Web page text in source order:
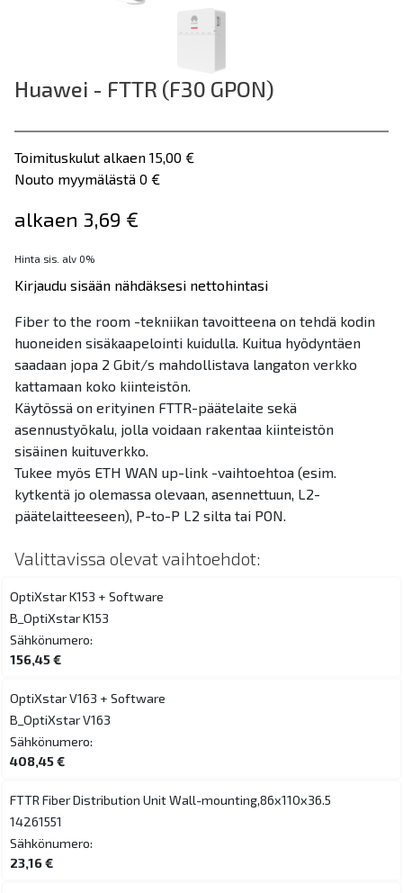
Huawei - FTTR (F30 GPON)
Toimituskulut alkaen 15,00 €
Nouto myymälästä 0 €
alkaen 3,69 €
Hinta sis. alv 0%
Kirjaudu sisään nähdäksesi nettohintasi
Fiber to the room -tekniikan tavoitteena on tehdä kodin
huoneiden sisäkaapelointi kuidulla. Kuitua hyödyntäen
saadaan jopa 2 Gbit/s mahdollistava langaton verkko
kattamaan koko kiinteistön.
Käytössä on erityinen FTTR-päätelaite sekä
asennustyökalu, jolla voidaan rakentaa kiinteistön
sisäinen kuituverkko.
Tukee myös ETH WAN up-link -vaihtoehtoa (esim.
kytkentä jo olemassa olevaan, asennettuun, L2-
päätelaitteeseen), P-to-P L2 silta tai PON.
Valittavissa olevat vaihtoehdot:
OptiXstar K153 + Software
B_OptiXstar K153
Sähkönumero:
156,45 €
OptiXstar V163 + Software
B_OptiXstar V163
Sähkönumero:
408,45 €
FTTR Fiber Distribution Unit Wall-mounting,86x110x36.5
14261551
Sähkönumero:
23,16 €